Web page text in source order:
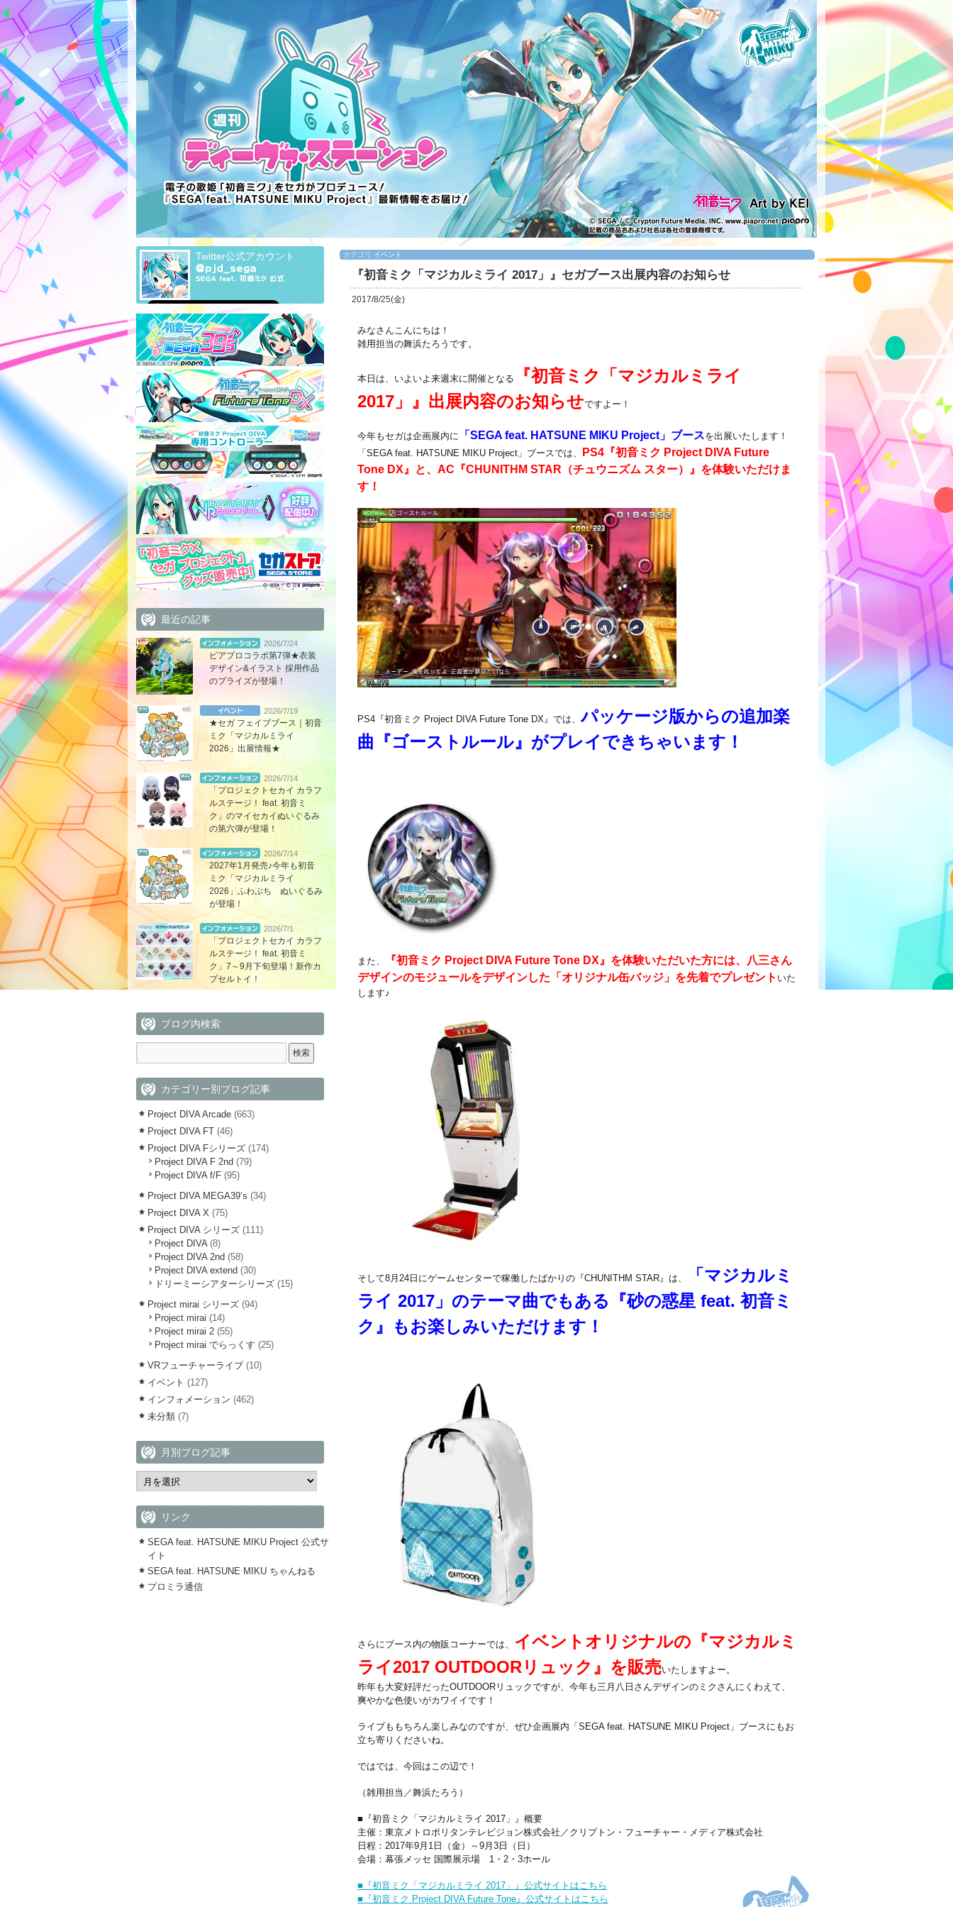
カテゴリ イベント
『初音ミク「マジカルミライ 2017」』セガブース出展内容のお知らせ
2017/8/25(金)
みなさんこんにちは！
雑用担当の舞浜たろうです。
本日は、いよいよ来週末に開催となる
『初音ミク「マジカルミライ
2017」』出展内容のお知らせですよー！
今年もセガは企画展内に 「SEGA feat. HATSUNE MIKU Project」ブースを出展いたします！
「SEGA feat. HATSUNE MIKU Project」ブースでは、
PS4『初音ミク Project DIVA Future
Tone DX』と、AC『CHUNITHM STAR（チュウニズム スター）』を体験いただけま
す！
PS4『初音ミク Project DIVA Future Tone DX』では、パッケージ版からの追加楽
曲『ゴーストルール』がプレイできちゃいます！
また、 『初音ミク Project DIVA Future Tone DX』を体験いただいた方には、八三さん
デザイ ンのモジュールをデザインした「オリジナル缶バッジ」を先着でプレゼント いた
します♪
そして8月24日にゲームセンターで稼働したばかりの『CHUNITHM STAR』は、
「マジカルミ
ライ 2017」のテーマ曲でもある『砂の惑星 feat. 初音ミ
ク』もお楽しみいただけます！
さらにブース内の物販コーナーでは、 イベントオリジナルの『マジカルミ
ライ2017 OUTDOORリュック』を販売いたしますよー。
昨年も大変好評だったOUTDOORリュックですが、今年も三月八日さんデザインのミクさんにくわえて、
爽やかな色使いがカワイイです！
ライブももちろん楽しみなのですが、ぜひ企画展内「SEGA feat. HATSUNE MIKU Project」ブースにもお
立ち寄りくださいね。
ではでは、今回はこの辺で！
（雑用担当／舞浜たろう）
■『初音ミク「マジカルミライ 2017」』概要
主催：東京メトロポリタンテレビジョン株式会社／クリプトン・フューチャー・メディア株式会社
日程：2017年9月1日（金）～9月3日（日）
会場：幕張メッセ 国際展示場 1・2・3ホール
■『初音ミク「マジカルミライ 2017」』公式サイトはこちら
■『初音ミク Project DIVA Future Tone』公式サイトはこちら
Twitter公式アカウント
最近の記事
2026/7/24
ピアプロコラボ第7弾★衣装
デザイン&イラスト 採用作品
のプライズが登場！
2026/7/19
★セガ フェイブブース｜初音
ミク「マジカルミライ
2026」出展情報★
2026/7/14
「プロジェクトセカイ カラフ
ルステージ！ feat. 初音ミ
ク」のマイセカイぬいぐるみ
の第六弾が登場！
2026/7/14
2027年1月発売♪今年も初音
ミク「マジカルミライ
2026」ふわぷち ぬいぐるみ
が登場！
2026/7/1
「プロジェクトセカイ カラフ
ルステージ！ feat. 初音ミ
ク」7～9月下旬登場！新作カ
プセルトイ！
ブログ内検索
カテゴリー別ブログ記事
Project DIVA Arcade (663)
Project DIVA FT (46)
Project DIVA Fシリーズ (174)
Project DIVA F 2nd (79)
Project DIVA f/F (95)
Project DIVA MEGA39’s (34)
Project DIVA X (75)
Project DIVA シリーズ (111)
Project DIVA(8)
Project DIVA 2nd (58)
Project DIVA extend (30)
ドリーミーシアターシリーズ (15)
Project mirai シリーズ (94)
Project mirai (14)
Project mirai 2 (55)
Project mirai でらっくす (25)
VRフューチャーライブ (10)
イベント (127)
インフォメーション (462)
未分類 (7)
月別ブログ記事
リンク
SEGA feat. HATSUNE MIKU Project 公式サ
イト
SEGA feat. HATSUNE MIKU ちゃんねる
プロミラ通信